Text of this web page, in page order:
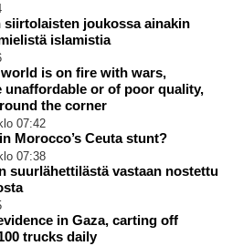
siirtolaisten joukossa ainakin
islamistia
world is on fire with wars,
unaffordable or of poor quality,
the corner
07:42
Morocco’s Ceuta stunt?
07:38
suurlähettilästä vastaan nostettu
in Gaza, carting off
trucks daily